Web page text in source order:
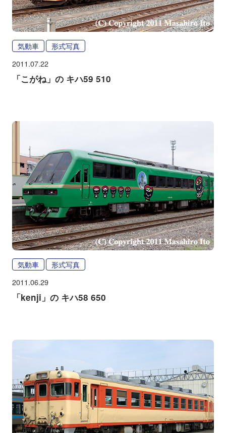
気動車 形式写真
2011.07.22
「こがね」の キハ59 510
気動車 形式写真
2011.06.29
「kenji」の キハ58 650